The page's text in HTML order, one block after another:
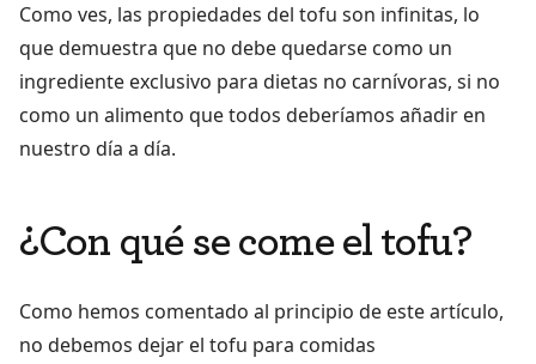
Como ves, las propiedades del tofu son infinitas, lo
que demuestra que no debe quedarse como un
ingrediente exclusivo para dietas no carnívoras, si no
como un alimento que todos deberíamos añadir en
nuestro día a día.
¿Con qué se come el tofu?
Como hemos comentado al principio de este artículo,
no debemos dejar el tofu para comidas